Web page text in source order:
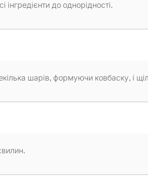
до однорідності.
шарів, формуючи ковбаску, і